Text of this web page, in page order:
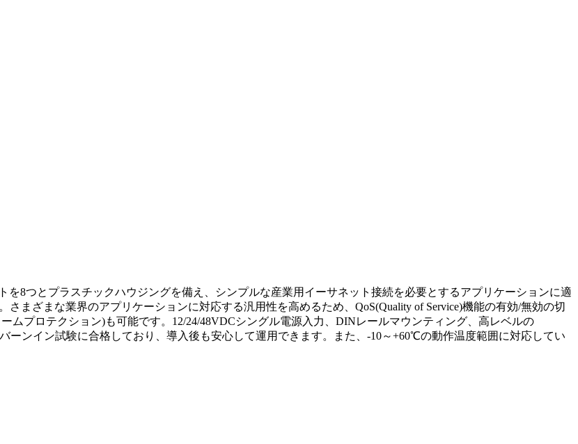
を8つとプラスチックハウジングを備え、シンプルな産業用イーサネット接続を必要とするアプリケーションに適
まざまな業界のアプリケーションに対応する汎用性を高めるため、QoS(Quality of Service)機能の有効/無効の切
ムプロテクション)も可能です。12/24/48VDCシングル電源入力、DINレールマウンティング、高レベルの
ーンイン試験に合格しており、導入後も安心して運用できます。また、-10～+60℃の動作温度範囲に対応してい